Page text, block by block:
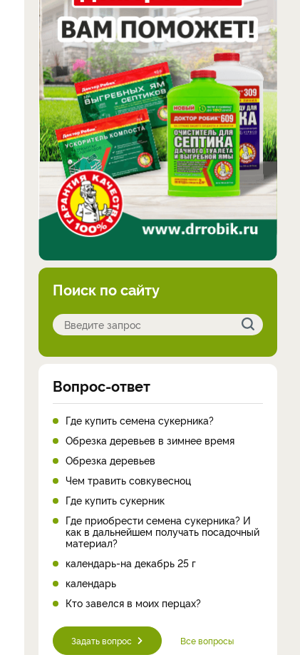
Поиск по сайту
Вопрос-ответ
Где купить семена сукерника?
Обрезка деревьев в зимнее время
Обрезка деревьев
Чем травить совкувесноц
Где купить сукерник
Где приобрести семена сукерника? И
как в дальнейшем получать посадочный
материал?
календарь-на декабрь 25 г
календарь
Кто завелся в моих перцах?
Задать вопрос Все вопросы